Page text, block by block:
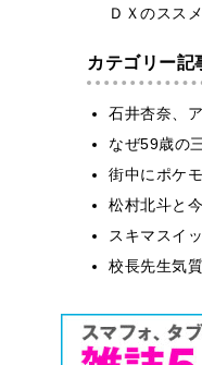
ＤＸのスス
カテゴリー記
石井杏奈、
なぜ59歳の
街中にポケ
松村北斗と
スキマスイ
校長先生気